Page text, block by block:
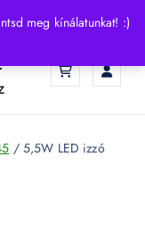
meg kínálatunkat! :)
/ 5,5W LED izzó